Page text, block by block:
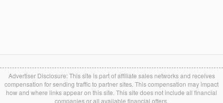
Advertiser Disclosure: This site is part of affiliate sales networks and receives
compensation for sending traffic to partner sites. This compensation may impact
how and where links appear on this site. This site does not include all financial
companies or all available financial offers.